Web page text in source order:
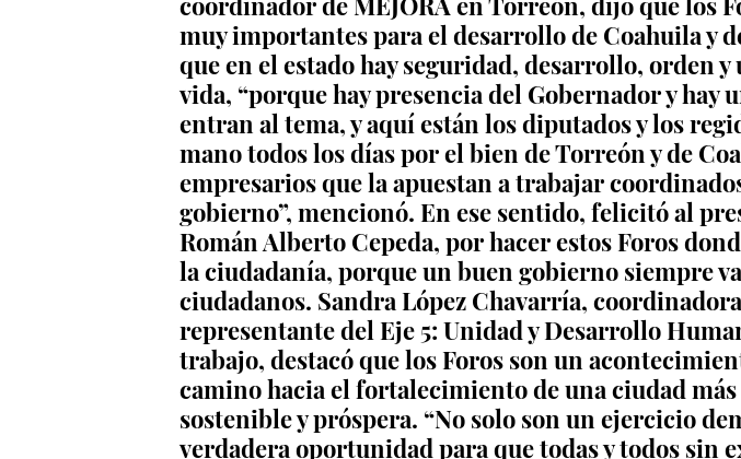
muy importantes para el desarrollo de Coahuila y
que en el estado hay seguridad, desarrollo, orden
vida, “porque hay presencia del Gobernador y hay
entran al tema, y aquí están los diputados y los
mano todos los días por el bien de Torreón y de
empresarios que la apuestan a trabajar
gobierno”, mencionó. En ese sentido, felicitó al
Román Alberto Cepeda, por hacer estos Foros
la ciudadanía, porque un buen gobierno siempre
ciudadanos. Sandra López Chavarría,
representante del Eje 5: Unidad y Desarrollo
trabajo, destacó que los Foros son un
camino hacia el fortalecimiento de una ciudad
sostenible y próspera. “No solo son un ejercicio
verdadera oportunidad para que todas y todos sin